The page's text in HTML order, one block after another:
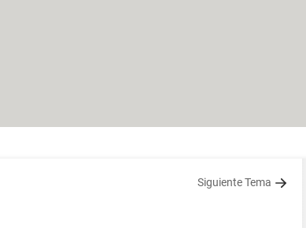
Siguiente Tema